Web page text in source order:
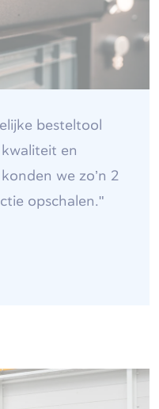
besteltool
en
we zo’n 2
opschalen."